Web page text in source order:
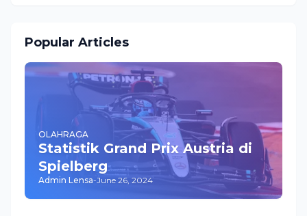
Popular Articles
OLAHRAGA
Statistik Grand Prix Austria di
Spielberg
Admin Lensa-June 26, 2024